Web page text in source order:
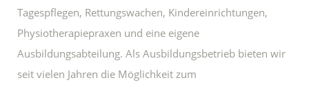
Tagespflegen, Rettungswachen, Kindereinrichtungen,
Physiotherapiepraxen und eine eigene
Ausbildungsabteilung. Als Ausbildungsbetrieb bieten wir
seit vielen Jahren die Möglichkeit zum